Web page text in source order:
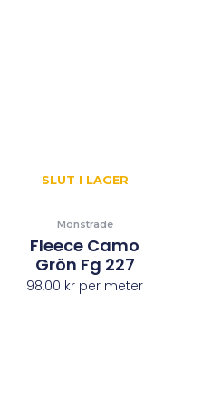
SLUT I LAGER
Mönstrade
Fleece Camo
Grön Fg 227
98,00 kr per meter